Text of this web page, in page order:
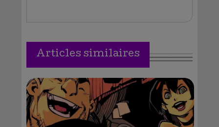
Articles similaires